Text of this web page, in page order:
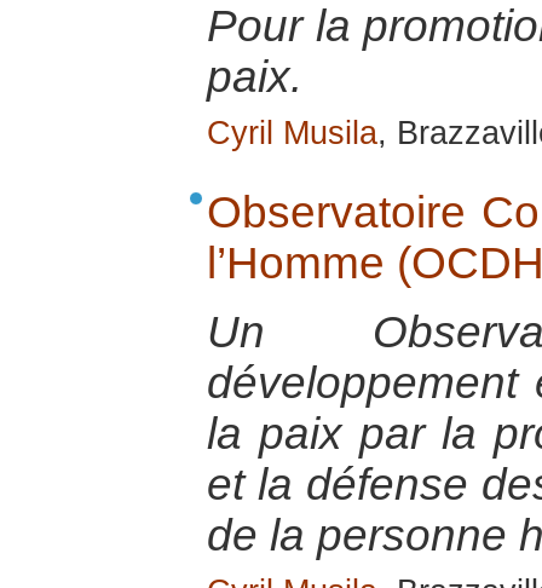
Pour la
paix.
Cyril Musila,
Observatoire
l’Homme
Un
développement
la paix par la
et la défense
de la personne